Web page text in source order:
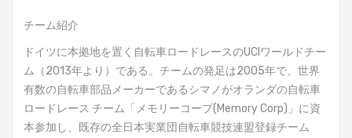
チーム紹介
ドイツに本拠地を置く自転車ロードレースのUCIワールドチー
ム（2013年より）である。チームの発足は2005年で、世界
有数の自転車部品メーカーであるシマノがオランダの自転車
ロードレース チーム「メモリーコープ(Memory Corp)」に資
本参加し、既存の全日本実業団自転車競技連盟登録チーム